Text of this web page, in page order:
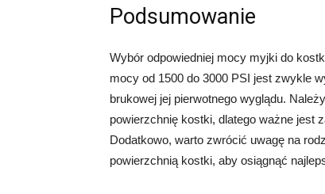
Podsumowanie
Wybór odpowiedniej mocy myjki do
mocy od 1500 do 3000 PSI jest zwykle
brukowej jej pierwotnego wyglądu.
powierzchnię kostki, dlatego ważne jest
Dodatkowo, warto zwrócić uwagę na
powierzchnią kostki, aby osiągnąć